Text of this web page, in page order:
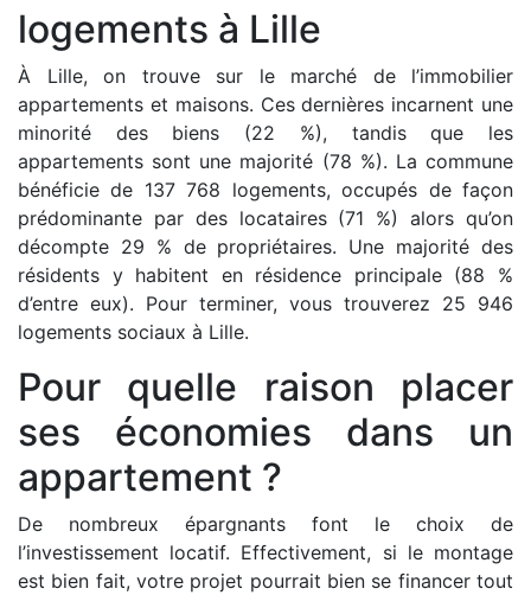
logements à Lille
À Lille, on trouve sur le marché de l’immobilier
appartements et maisons. Ces dernières incarnent une
minorité des biens (22 %), tandis que les
appartements sont une majorité (78 %). La commune
bénéficie de 137 768 logements, occupés de façon
prédominante par des locataires (71 %) alors qu’on
décompte 29 % de propriétaires. Une majorité des
résidents y habitent en résidence principale (88 %
d’entre eux). Pour terminer, vous trouverez 25 946
logements sociaux à Lille.
Pour quelle raison placer
ses économies dans un
appartement ?
De nombreux épargnants font le choix de
l’investissement locatif. Effectivement, si le montage
est bien fait, votre projet pourrait bien se financer tout